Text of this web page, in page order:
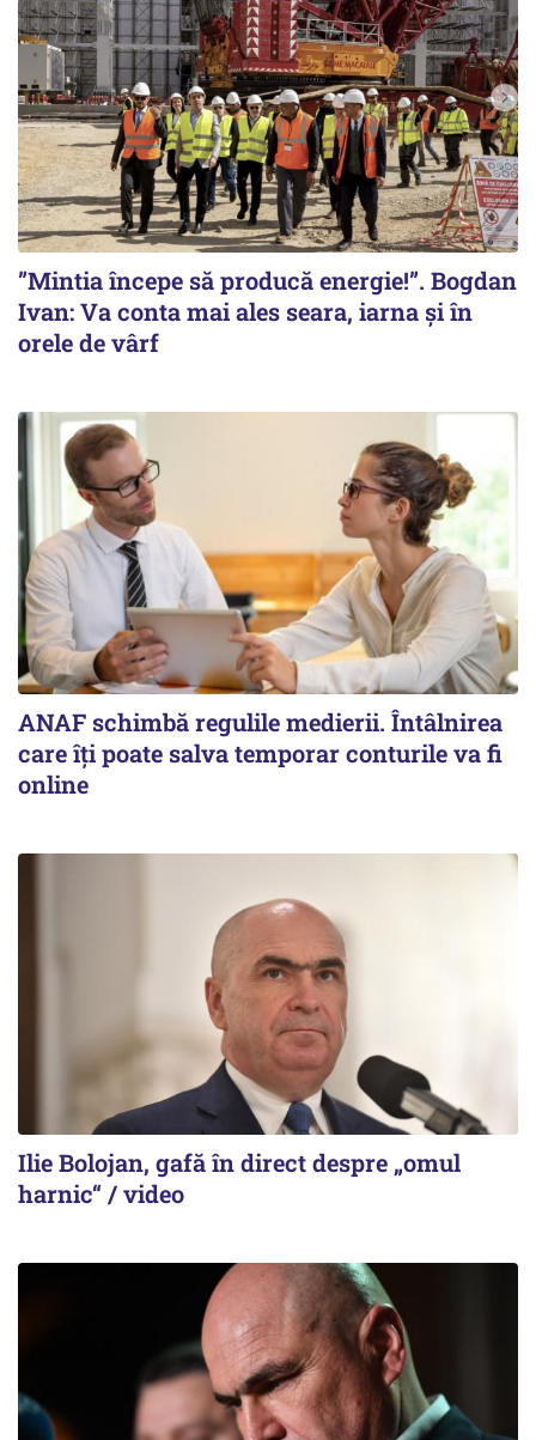
”Mintia începe să producă energie!”. Bogdan
Ivan: Va conta mai ales seara, iarna și în
orele de vârf
ANAF schimbă regulile medierii. Întâlnirea
care îți poate salva temporar conturile va fi
online
Ilie Bolojan, gafă în direct despre „omul
harnic“ / video